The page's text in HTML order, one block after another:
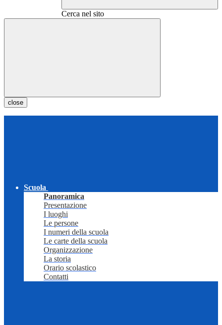
Cerca nel sito
close
Scuola
Panoramica
Presentazione
I luoghi
Le persone
I numeri della scuola
Le carte della scuola
Organizzazione
La storia
Orario scolastico
Contatti